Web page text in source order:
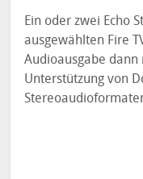
Ein oder zwei Echo
ausgewählten Fire
Audioausgabe
Unterstützung von